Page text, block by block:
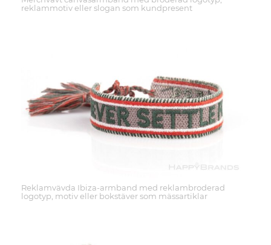
reklammotiv eller slogan som kundpresent
Reklamvävda Ibiza-armband med reklambroderad
logotyp, motiv eller bokstäver som mässartiklar